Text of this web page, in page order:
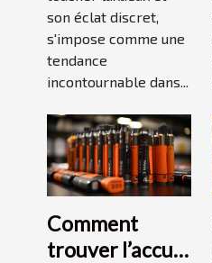
son éclat discret,
s'impose comme une
tendance
incontournable dans...
Comment
trouver l’accu